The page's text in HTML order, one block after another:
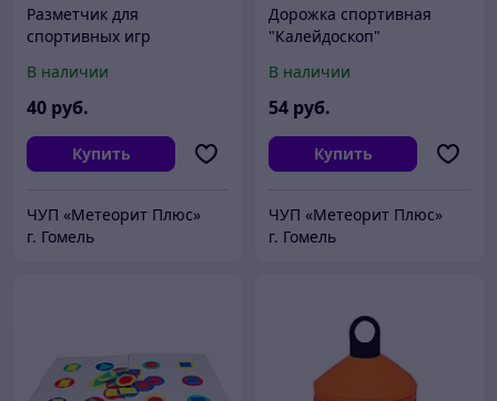
Разметчик для
спортивных игр
В наличии
40 руб.
Купить
ЧУП «Метеорит Плюс»
г. Гомель
Дорожка спортивная
"Калейдоскоп"
В наличии
54 руб.
Купить
ЧУП «Метеорит Плюс»
г. Гомель